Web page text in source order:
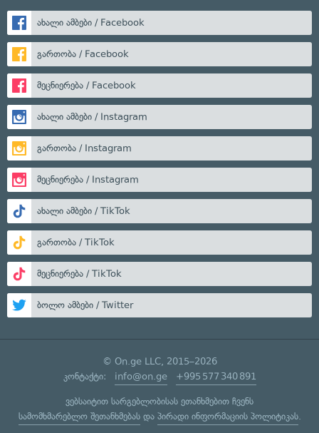
ახალი ამბები / Facebook
გართობა / Facebook
მეცნიერება / Facebook
ახალი ამბები / Instagram
გართობა / Instagram
მეცნიერება / Instagram
ახალი ამბები / TikTok
გართობა / TikTok
მეცნიერება / TikTok
ბოლო ამბები / Twitter
© On.ge LLC, 2015–2026
კონტაქტი: info@on.ge +995 577 340 891
ვებსაიტით სარგებლობისას ეთანხმებით ჩვენს
სამომხმარებლო შეთანხმებასდა პირადი ინფორმაციის პოლიტიკას.